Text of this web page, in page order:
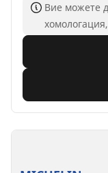
Вие можете